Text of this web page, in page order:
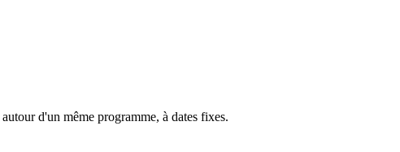
d'un même programme, à dates fixes.